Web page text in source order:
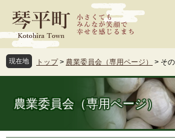
ジ
先
頭
ュ
を
飛
文
現在地 トップ > 農業委員会（専用ページ） > そ
農業委員会（専用ページ）